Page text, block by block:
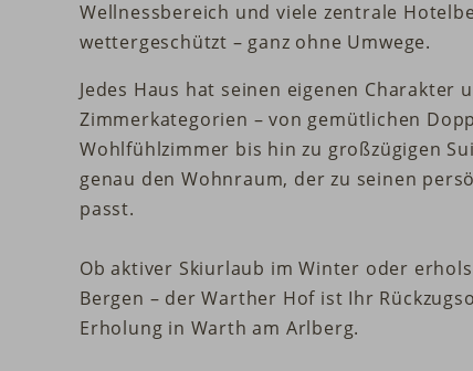
Wellnessbereich und viele zentrale
wettergeschützt – ganz ohne Umwege.
Jedes Haus hat seinen eigenen
Zimmerkategorien – von gemütlichen
Wohlfühlzimmer bis hin zu großzügigen
genau den Wohnraum, der zu seinen
passt.
Ob aktiver Skiurlaub im Winter oder
Bergen – der Warther Hof ist Ihr
Erholung in Warth am Arlberg.